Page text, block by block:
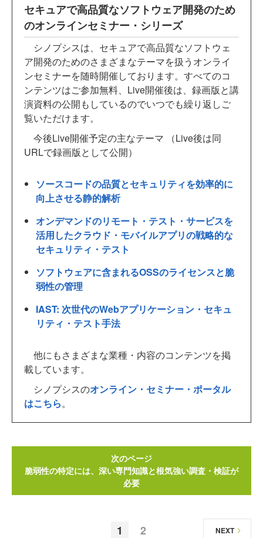
セキュアで高品質なソフトウェア開発のため
のオンラインセミナー・シリーズ
シノプシスは、セキュアで高品質なソフトウェ
ア開発のためのさまざまなテーマを扱うオンライ
ンセミナーを随時開催しております。すべてのコ
ンテンツはご参加無料、Live開催後は、録画版と講
演資料の公開もしているのでいつでも繰り返しご
覧いただけます。
今後Live開催予定の主なテーマ （Live後は同
URLで録画版として公開）
ソースコードの品質とセキュリティを効率的に
向上させる静的解析
オンデマンドのリモート・テスト・サービスを
活用したクラウド・モバイルアプリの戦略的な
セキュリティ・テスト
ソフトウェアに含まれるOSSのライセンスと脆
弱性の管理
IAST: 次世代のWebアプリケーション・セキュ
リティ・テスト手法
他にもさまざまな業種・内容のコンテンツを掲
載しています。
シノプシスのオンライン・セミナー・ポータル
はこちら。
次のページ
脆弱性の特定には、深い専門知識と根気強い調査・検証が
必要
1 2 NEXT